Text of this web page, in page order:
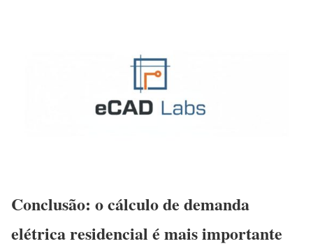
Conclusão: o cálculo de demanda
elétrica residencial é mais importante